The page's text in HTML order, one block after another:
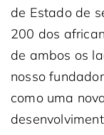
de Estado de
200 dos
de ambos os
nosso
como uma